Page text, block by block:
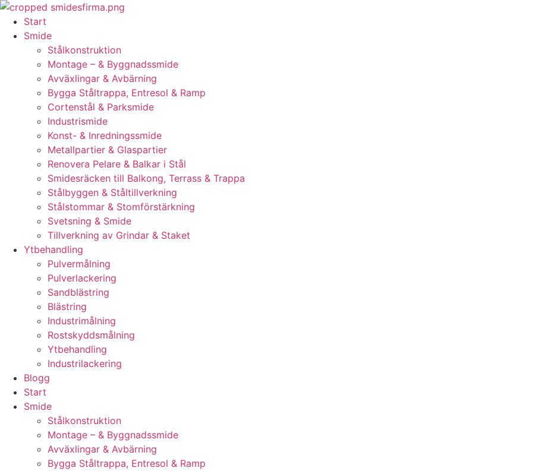
Skip
content
Start
Smide
Stålkonstruktion
Montage – & Byggnadssmide
Avväxlingar & Avbärning
Bygga Ståltrappa, Entresol & Ramp
Cortenstål & Parksmide
Industrismide
Konst- & Inredningssmide
Metallpartier & Glaspartier
Renovera Pelare & Balkar i Stål
Smidesräcken till Balkong, Terrass & Trappa
Stålbyggen & Ståltillverkning
Stålstommar & Stomförstärkning
Svetsning & Smide
Tillverkning av Grindar & Staket
Ytbehandling
Pulvermålning
Pulverlackering
Sandblästring
Blästring
Industrimålning
Rostskyddsmålning
Ytbehandling
Industrilackering
Blogg
Start
Smide
Stålkonstruktion
Montage – & Byggnadssmide
Avväxlingar & Avbärning
Bygga Ståltrappa, Entresol & Ramp